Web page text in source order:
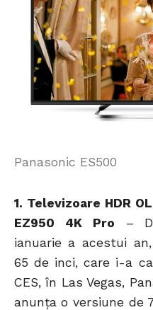
Panasonic ES500
1. Televizoare HDR
EZ950 4K Pro –
ianuarie a acestui
65 de inci, care i-a
CES, în Las Vegas,
anunța o versiune de